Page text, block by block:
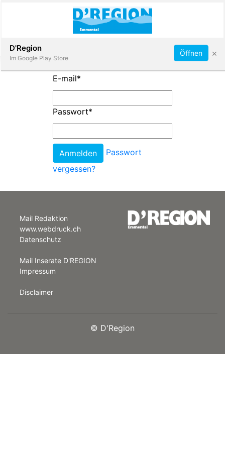
App
Abonnieren
E-mail*
Passwort*
Passwort
vergessen?
Mail Redaktion
www.webdruck.ch
Datenschutz
Mail Inserate D'REGION
Impressum
Disclaimer
© D'Region
D'Region
Im Google Play Store
Öffnen ×